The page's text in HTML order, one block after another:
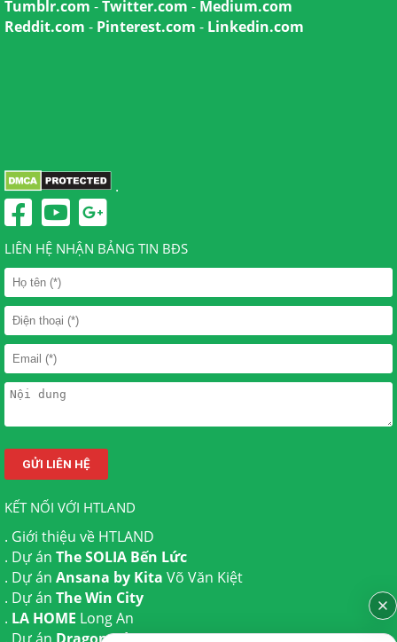
Tumblr.com -Twitter.com - Medium.com
Reddit.com - Pinterest.com - Linkedin.com
.
LIÊN HỆ NHẬN BẢNG TIN BĐS
KẾT NỐI VỚI HTLAND
. Giới thiệu về HTLAND
. Dự án The SOLIA Bến Lức
. Dự án Ansana by Kita Võ Văn Kiệt
. Dự án The Win City
. LA HOME Long An